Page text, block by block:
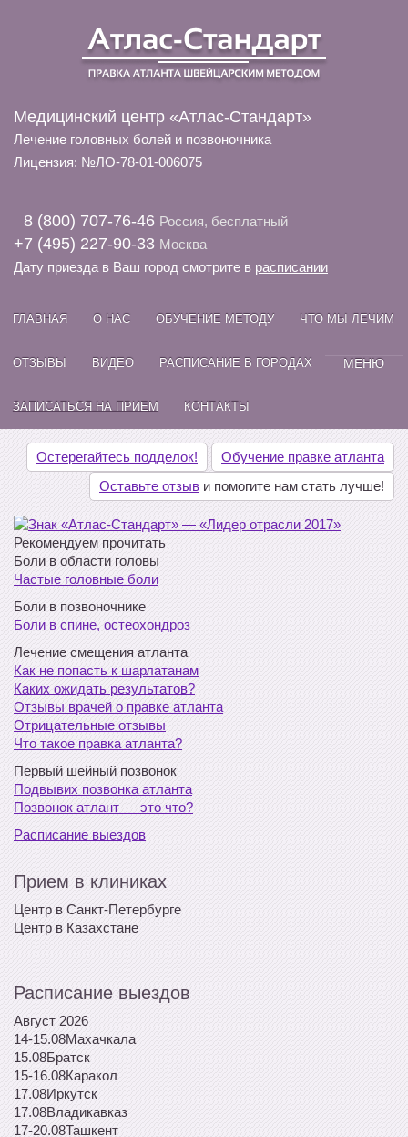
Медицинский центр «Атлас-Стандарт»
Лечение головных болей и позвоночника
Лицензия: №ЛО-78-01-006075
8 (800) 707-76-46 Россия, бесплатный
+7 (495) 227-90-33 Москва
Дату приезда в Ваш город смотрите в расписании
ГЛАВНАЯ О НАС ОБУЧЕНИЕ МЕТОДУ ЧТО МЫ ЛЕЧИМ
ОТЗЫВЫ ВИДЕО РАСПИСАНИЕ В ГОРОДАХ
ЗАПИСАТЬСЯ НА ПРИЕМ КОНТАКТЫ
МЕНЮ
Остерегайтесь подделок!
Обучение правке атланта
Оставьте отзыв и помогите нам стать лучше!
Рекомендуем прочитать
Боли в области головы
Частые головные боли
Боли в позвоночнике
Боли в спине, остеохондроз
Лечение смещения атланта
Как не попасть к шарлатанам
Каких ожидать результатов?
Отзывы врачей о правке атланта
Отрицательные отзывы
Что такое правка атланта?
Первый шейный позвонок
Подвывих позвонка атланта
Позвонок атлант — это что?
Расписание выездов
Прием в клиниках
Центр в Санкт-Петербурге
Центр в Казахстане
Расписание выездов
Август 2026
14-15.08Махачкала
15.08Братск
15-16.08Каракол
17.08Иркутск
17.08Владикавказ
17-20.08Ташкент